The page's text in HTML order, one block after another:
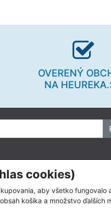
cookies)
aby všetko fungovalo
košíka a množstvo ďalších
OVERENÝ
NA
Pre zákazníkov
Ako nakupovať
Spôsoby platby a